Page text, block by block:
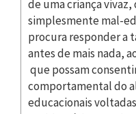
de uma criança
simplesmente mal-
procura responder a
antes de mais nada,
que possam
comportamental do
educacionais